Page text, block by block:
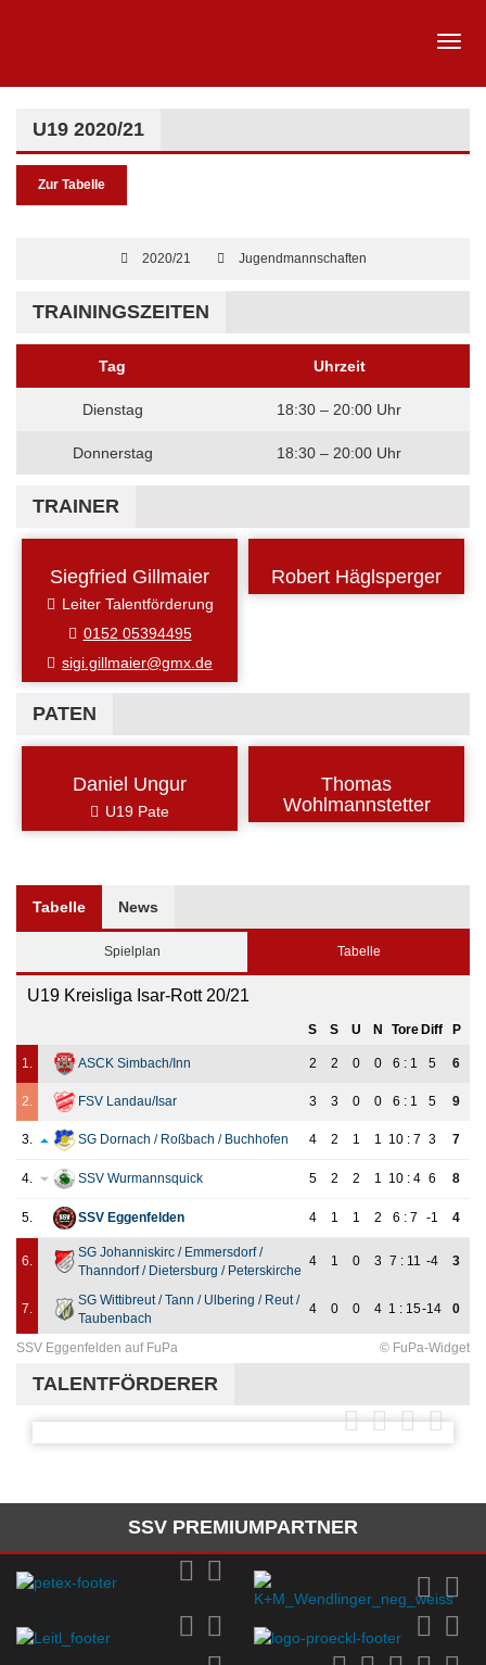
U19 2020/21
Zur Tabelle
2020/21 Jugendmannschaften
TRAININGSZEITEN
Tag Uhrzeit
Dienstag 18:30 – 20:00 Uhr
Donnerstag 18:30 – 20:00 Uhr
TRAINER
Siegfried Gillmaier
Leiter Talentförderung
0152 05394495
sigi.gillmaier@gmx.de
Robert Häglsperger
PATEN
Daniel Ungur
U19 Pate
Thomas
Wohlmannstetter
Tabelle News
Spielplan Tabelle
U19 Kreisliga Isar-Rott 20/21
S S U N Tore Diff P
1. ASCK Simbach/Inn 2 2 0 0 6 : 1 5 6
2. FSV Landau/Isar 3 3 0 0 6 : 1 5 9
3. SG Dornach / Roßbach / Buchhofen 4 2 1 1 10 : 7 3 7
4. SSV Wurmannsquick 5 2 2 1 10 : 4 6 8
5. SSV Eggenfelden 4 1 1 2 6 : 7 -1 4
6.
SG Johanniskirc / Emmersdorf /
Thanndorf / Dietersburg / Peterskirche
4 1 0 3 7 : 11 -4 3
7.
SG Wittibreut / Tann / Ulbering / Reut /
Taubenbach
4 0 0 4 1 : 15-14 0
SSV Eggenfelden auf FuPa © FuPa-Widget
TALENTFÖRDERER
SSV PREMIUMPARTNER